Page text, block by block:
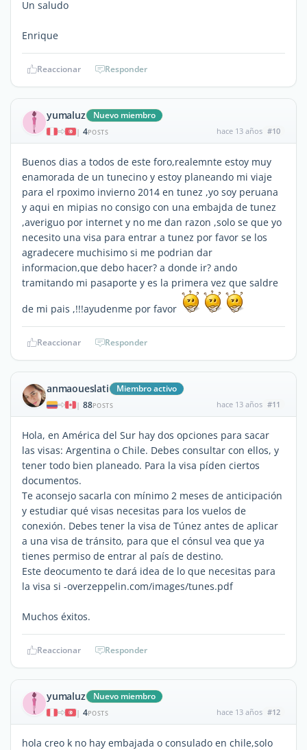
Un saludo
Enrique
Reaccionar Responder
yumaluz Nuevo miembro
| 4POSTS hace 13 años #10
Buenos dias a todos de este foro,realemnte estoy muy
enamorada de un tunecino y estoy planeando mi viaje
para el rpoximo invierno 2014 en tunez ,yo soy peruana
y aqui en mipias no consigo con una embajda de tunez
,averiguo por internet y no me dan razon ,solo se que yo
necesito una visa para entrar a tunez por favor se los
agradecere muchisimo si me podrian dar
informacion,que debo hacer? a donde ir? ando
tramitando mi pasaporte y es la primera vez que saldre
de mi pais ,!!!ayudenme por favor
Reaccionar Responder
anmaoueslati Miembro activo
| 88POSTS hace 13 años #11
Hola, en América del Sur hay dos opciones para sacar
las visas: Argentina o Chile. Debes consultar con ellos, y
tener todo bien planeado. Para la visa píden ciertos
documentos.
Te aconsejo sacarla con mínimo 2 meses de anticipación
y estudiar qué visas necesitas para los vuelos de
conexión. Debes tener la visa de Túnez antes de aplicar
a una visa de tránsito, para que el cónsul vea que ya
tienes permiso de entrar al país de destino.
Este deocumento te dará idea de lo que necesitas para
la visa si -overzeppelin.com/images/tunes.pdf
Muchos éxitos.
Reaccionar Responder
yumaluz Nuevo miembro
| 4POSTS hace 13 años #12
hola creo k no hay embajada o consulado en chile,solo